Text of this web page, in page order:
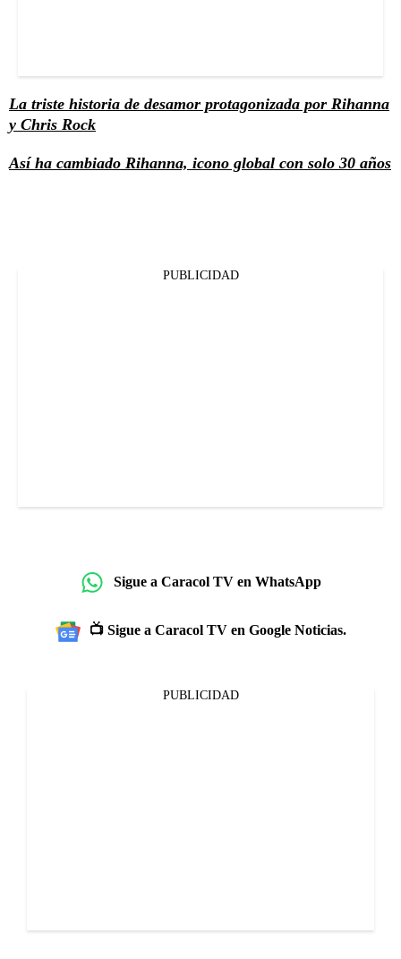
La triste historia de desamor protagonizada por Rihanna
y Chris Rock
Así ha cambiado Rihanna, icono global con solo 30 años
PUBLICIDAD
Sigue a Caracol TV en WhatsApp
📺 Sigue a Caracol TV en Google Noticias.
PUBLICIDAD